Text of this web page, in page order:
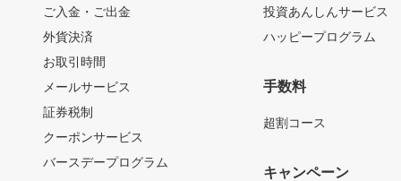
ご入金・ご出金
外貨決済
お取引時間
メールサービス
証券税制
クーポンサービス
バースデープログラム
投資あんしんサービス
ハッピープログラム
手数料
超割コース
キャンペーン